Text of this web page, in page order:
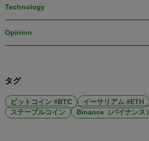
Technology
Opinion
タグ
ビットコイン #BTC イーサリアム #ETH
ステーブルコイン
Binance（バイナンス）